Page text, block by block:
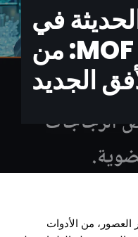
في
عالم زجاجات MOF: من
الجديد
من الأدوات